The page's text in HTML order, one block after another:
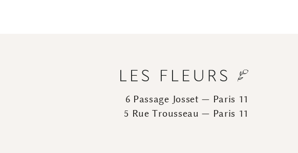
6 Passage Josset — Paris 11
5 Rue Trousseau — Paris 11